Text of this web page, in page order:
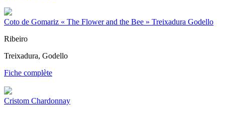
Coto de Gomariz « The Flower and the Bee » Treixadura Godello
Ribeiro
Treixadura, Godello
Fiche complète
Cristom Chardonnay